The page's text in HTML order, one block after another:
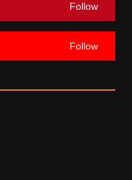
Follow
Follow